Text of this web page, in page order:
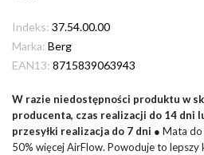
Indeks: 37.54.00.00
Marka: Berg
EAN13: 8715839063943
W razie niedostępności produktu w
producenta, czas realizacji do 14 dni
przesyłki realizacja do 7 dni ● Mata do
50% więcej AirFlow. Powoduje to